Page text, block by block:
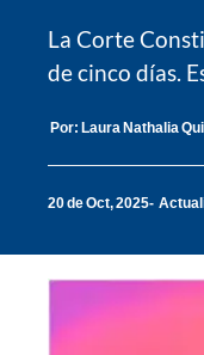
La Corte
de cinco días.
Por: Laura Nathalia
20 de Oct, 2025